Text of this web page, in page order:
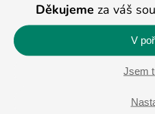
Děkujeme za váš
V
Jsem